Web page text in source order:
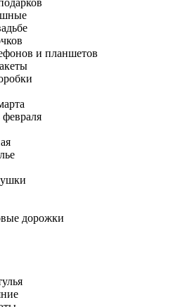
и планшетов
дорожки